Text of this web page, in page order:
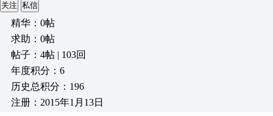
关注 私信
精华：0帖
求助：0帖
帖子：4帖 | 103回
年度积分：6
历史总积分：196
注册：2015年1月13日